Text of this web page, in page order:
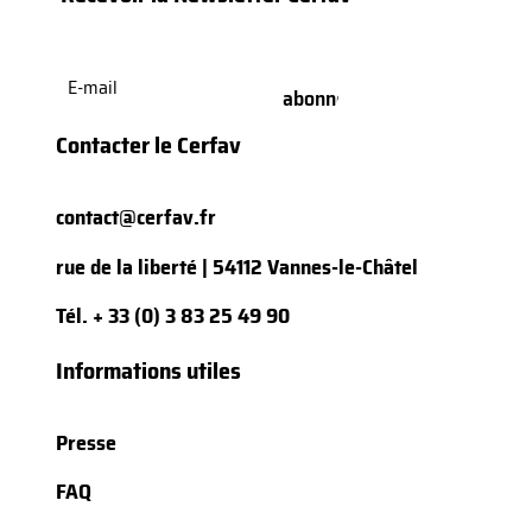
mail(Nécessaire)
Contacter le Cerfav
contact@cerfav.fr
rue de la liberté | 54112 Vannes-le-Châtel
Tél. + 33 (0) 3 83 25 49 90
Informations utiles
Presse
FAQ